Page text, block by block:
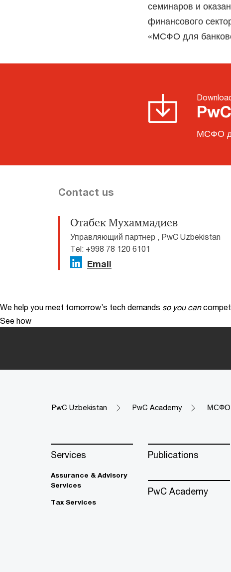
семинаров и
финансового
«МСФО для
МСФО
Contact us
Отабек Мухаммадиев
Управляющий партнер , PwC Uzbekistan
Tel: +998 78 120 6101
Email
We help you meet tomorrow’s tech demands so you can
See how
PwC Uzbekistan PwC Academy МСФО
Services
Assurance & Advisory
Services
Tax Services
Publications
PwC Academy